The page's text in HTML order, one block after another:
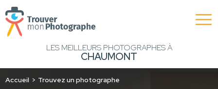
LES MEILLEURS PHOTOGRAPHES À
CHAUMONT
Accueil Trouvez un photographe